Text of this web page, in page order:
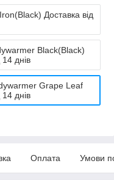
Доставка від
Black(Black)
днів
Grape Leaf
днів
Оплата Умови